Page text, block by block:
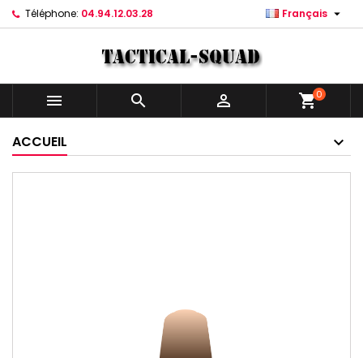
Téléphone: 04.94.12.03.28 Français 
   shopping_cart0
ACCUEIL